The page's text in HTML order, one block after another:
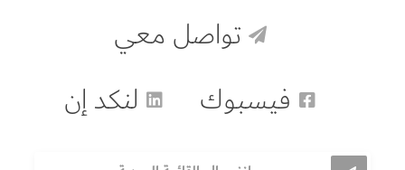
تواصل معي
فيسبوك
لنكد إن